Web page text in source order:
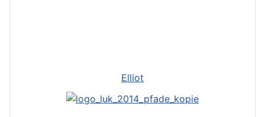
Elliot